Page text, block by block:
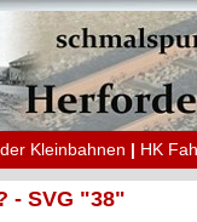
Kleinbahnen | HK
- SVG "38"